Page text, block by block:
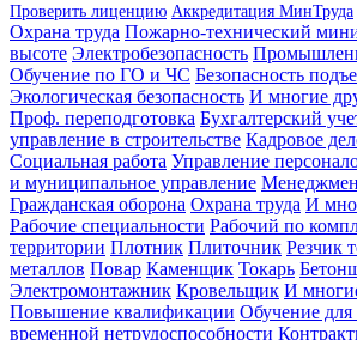
Проверить лиценцию Аккредитация МинТруда
Охрана труда Пожарно-технический
высоте Электробезопасность
Обучение по ГО и ЧС Безопасность
Экологическая безопасность И многие
Проф. переподготовка Бухгалтерский
управление в строительстве Кадровое
Социальная работа Управление
и муниципальное управление
Гражданская оборона Охрана труда И
Рабочие специальности Рабочий по
территории Плотник Плиточник Резчик
металлов Повар Каменщик Токарь
Электромонтажник Кровельщик И
Повышение квалификации Обучение
временной нетрудоспособности